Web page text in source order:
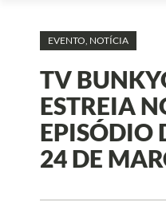
EVENTO, NOTÍCIA
TV
ESTREIA
EPISÓDIO
24 DE